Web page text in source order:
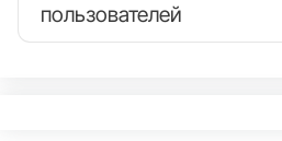
пользователей